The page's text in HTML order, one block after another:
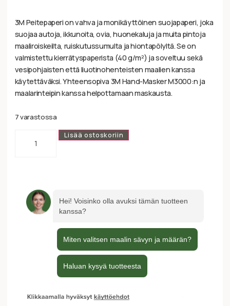
3M Peitepaperi on vahva ja monikäyttöinen suojapaperi, joka
suojaa autoja, ikkunoita, ovia, huonekaluja ja muita pintoja
maaliroiskeilta, ruiskutussumulta ja hiontapölyltä. Se on
valmistettu kierrätyspaperista (40 g/m²) ja soveltuu sekä
vesipohjaisten että liuotinohenteisten maalien kanssa
käytettäväksi. Yhteensopiva 3M Hand-Masker M3000:n ja
maalarinteipin kanssa helpottamaan maskausta.
7 varastossa
Lisää ostoskoriin